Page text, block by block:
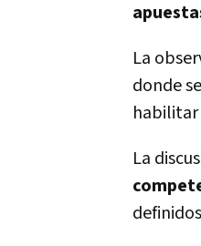
La
donde
habilitar
La